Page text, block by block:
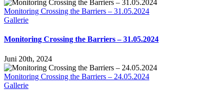
Monitoring Crossing the Barriers – 31.05.2024
Gallerie
Monitoring Crossing the Barriers – 31.05.2024
Juni 20th, 2024
Monitoring Crossing the Barriers – 24.05.2024
Gallerie